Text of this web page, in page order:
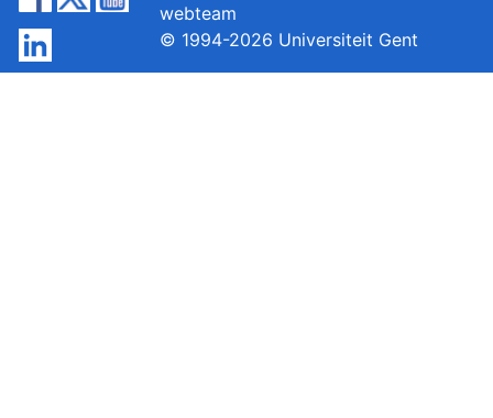
webteam
© 1994-2026 Universiteit Gent